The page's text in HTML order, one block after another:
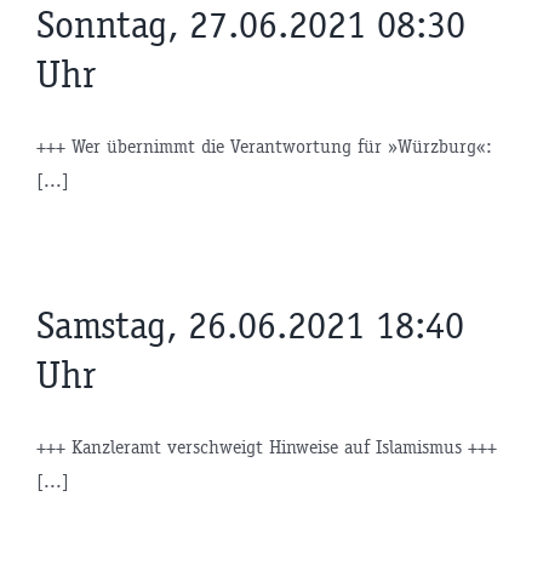
Sonntag, 27.06.2021 08:30
Uhr
+++ Wer übernimmt die Verantwortung für »Würzburg«:
[...]
Samstag, 26.06.2021 18:40
Uhr
+++ Kanzleramt verschweigt Hinweise auf Islamismus +++
[...]